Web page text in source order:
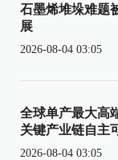
石墨烯堆垛难题
展
2026-08-04 03:05
全球单产最大高
关键产业链自主
2026-08-04 03:05